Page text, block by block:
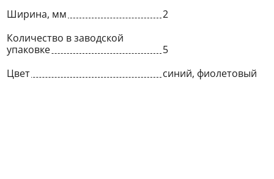
Ширина, мм
2
Количество в заводской
упаковке
5
Цвет
синий, фиолетовый